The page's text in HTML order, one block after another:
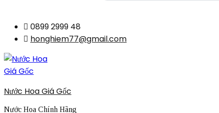
Skip
content
0899 2999 48
honghiem77@gmail.com
Nước Hoa Giá Gốc
Nước Hoa Chính Hãng